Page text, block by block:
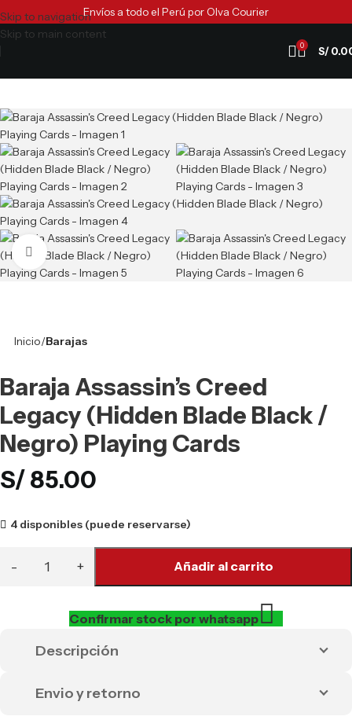
Skip to navigation
Skip to main content
Envíos a todo el Perú por Olva Courier
0 S/
Clic para ampliar
Inicio Barajas
Baraja Assassin’s Creed
Legacy (Hidden Blade Black /
Negro) Playing Cards
S/85.00
4 disponibles (puede reservarse)
Añadir al carrito
Confirmar stock por whatsapp
Descripción
Envio y retorno